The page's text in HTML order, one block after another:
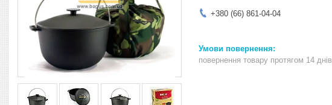
+380 (66) 861-04-04
повернення товару протягом 14 днів